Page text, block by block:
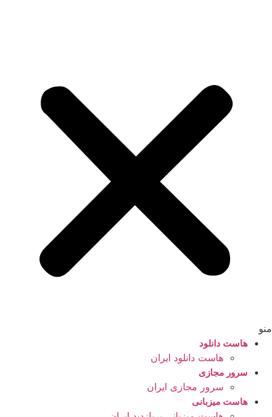
منو
هاست دانلود
هاست دانلود ایران
سرور مجازی
سرور مجازی ایران
هاست میزبانی